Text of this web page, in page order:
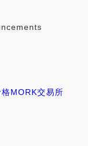
MORK交易所